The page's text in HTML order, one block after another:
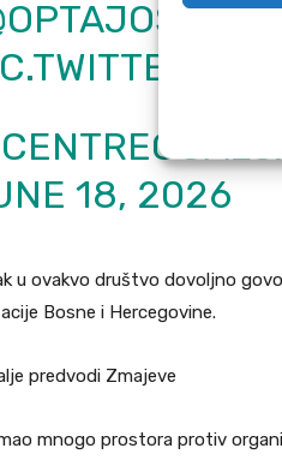
]
18, 2026
u ovakvo društvo dovoljno
Bosne i Hercegovine.
predvodi Zmajeve
mnogo prostora protiv